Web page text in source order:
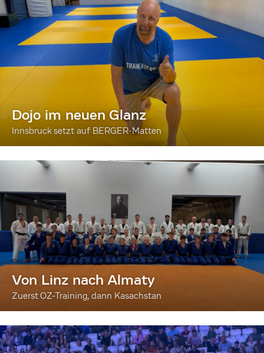
Dojo im neuen Glanz
Innsbruck setzt auf BERGER-Matten
Von Linz nach Almaty
Zuerst OZ-Training, dann Kasachstan